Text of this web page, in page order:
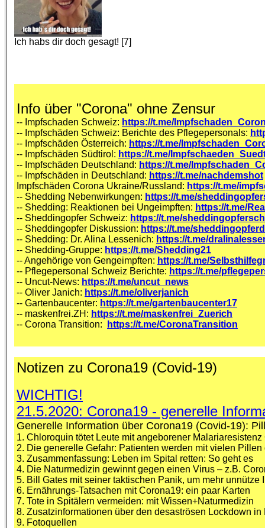
Ich habs dir doch gesagt! [7]
Info über "Corona" ohne Zensur
-- Impfschaden Schweiz: https://t.me/
-- Impfschäden Schweiz: Berichte des Pflegepersonals:
-- Impfschäden Österreich: https://t.me/
-- Impfschäden Südtirol: https://t.me/
-- Impfschäden Deutschland: https://t.me/
-- Impfschäden in Deutschland: https://t.me/nachdemshot
Impfschäden Corona Ukraine/Russland: https://t.me/
-- Shedding Nebenwirkungen: https://t.me/
-- Shedding: Reaktionen bei Ungeimpften: https://t.me/
-- Sheddingopfer Schweiz: https://t.me/
-- Sheddingopfer Diskussion: https://t.me/
-- Shedding: Dr. Alina Lessenich: https://t.me/
-- Shedding-Gruppe: https://t.me/Shedding21
-- Angehörige von Gengeimpften: https://t.me/
-- Pflegepersonal Schweiz Berichte: https://t.me/
-- Uncut-News: https://t.me/uncut_news
-- Oliver Janich: https://t.me/oliverjanich
-- Gartenbaucenter: https://t.me/gartenbaucenter17
-- maskenfrei.ZH: https://t.me/maskenfrei_Zuerich
-- Corona Transition:
https://t.me/CoronaTransition
Notizen zu Corona19 (Covid-19)
WICHTIG!
21.5.2020: Corona19 - generelle
Generelle Information über Corona19 (Covid-19):
1. Chloroquin tötet Leute mit angeborener Malariaresistenz
2. Die generelle Gefahr: Patienten werden mit vielen
3. Zusammenfassung: Leben im Spital retten: So geht es
4. Die Naturmedizin gewinnt gegen einen Virus – z.B.
5. Bill Gates mit seiner taktischen Panik, um mehr unnütze
6. Ernährungs-Tatsachen mit Corona19: ein paar Karten
7. Tote in Spitälern vermeiden: mit Wissen+Naturmedizin
8. Zusatzinformationen über den desaströsen Lockdown in
9. Fotoquellen